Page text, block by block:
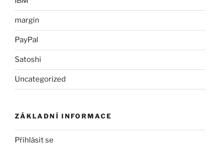
margin
PayPal
Satoshi
Uncategorized
ZÁKLADNÍ INFORMACE
Přihlásit se